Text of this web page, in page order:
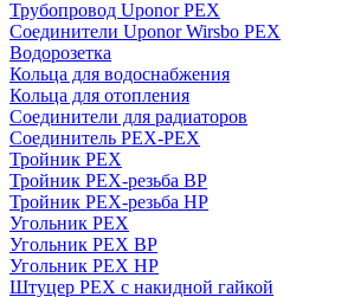
Трубопровод Uponor PEX
Соединители Uponor Wirsbo PEX
Водорозетка
Кольца для водоснабжения
Кольца для отопления
Соединители для радиаторов
Соединитель PEX-PEX
Тройник PEX
Тройник PEX-резьба ВР
Тройник PEX-резьба НР
Угольник PEX
Угольник PEX ВР
Угольник PEX НР
Штуцер PEX c накидной гайкой